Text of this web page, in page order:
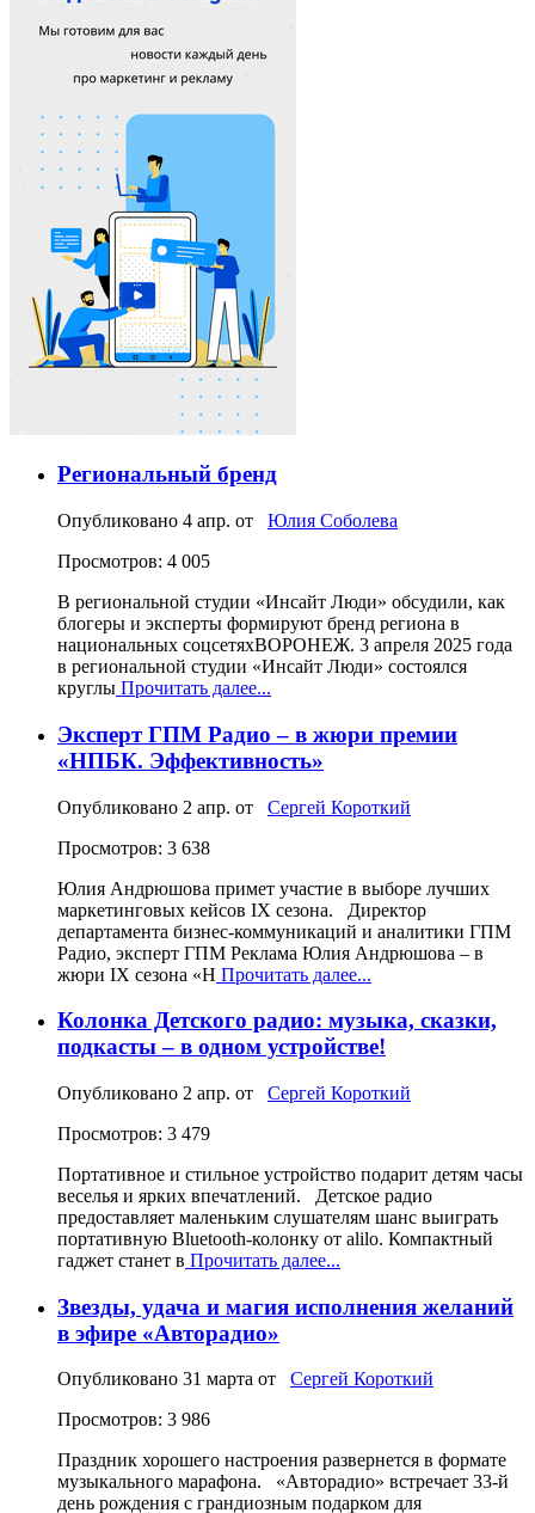
Региональный бренд
Опубликовано 4 апр. от Юлия Соболева
Просмотров: 4 005
В региональной студии «Инсайт Люди» обсудили, как
блогеры и эксперты формируют бренд региона в
национальных соцсетяхВОРОНЕЖ. 3 апреля 2025 года
в региональной студии «Инсайт Люди» состоялся
круглы Прочитать далее...
Эксперт ГПМ Радио – в жюри премии
«НПБК. Эффективность»
Опубликовано 2 апр. от Сергей Короткий
Просмотров: 3 638
Юлия Андрюшова примет участие в выборе лучших
маркетинговых кейсов IX сезона. Директор
департамента бизнес-коммуникаций и аналитики ГПМ
Радио, эксперт ГПМ Реклама Юлия Андрюшова – в
жюри IX сезона «Н Прочитать далее...
Колонка Детского радио: музыка, сказки,
подкасты – в одном устройстве!
Опубликовано 2 апр. от Сергей Короткий
Просмотров: 3 479
Портативное и стильное устройство подарит детям часы
веселья и ярких впечатлений. Детское радио
предоставляет маленьким слушателям шанс выиграть
портативную Bluetooth‑колонку от alilo. Компактный
гаджет станет в Прочитать далее...
Звезды, удача и магия исполнения желаний
в эфире «Авторадио»
Опубликовано 31 марта от Сергей Короткий
Просмотров: 3 986
Праздник хорошего настроения развернется в формате
музыкального марафона. «Авторадио» встречает 33‑й
день рождения с грандиозным подарком для